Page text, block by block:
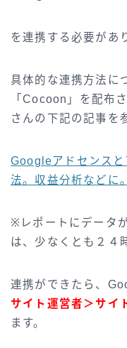
を連携する必要があ
具体的な連携方法に
「Cocoon」を配布
さんの下記の記事を
Googleアドセンス
法。収益分析などに
※レポートにデータ
は、少なくとも２４
連携ができたら、
サイト運営者＞サイ
ます。